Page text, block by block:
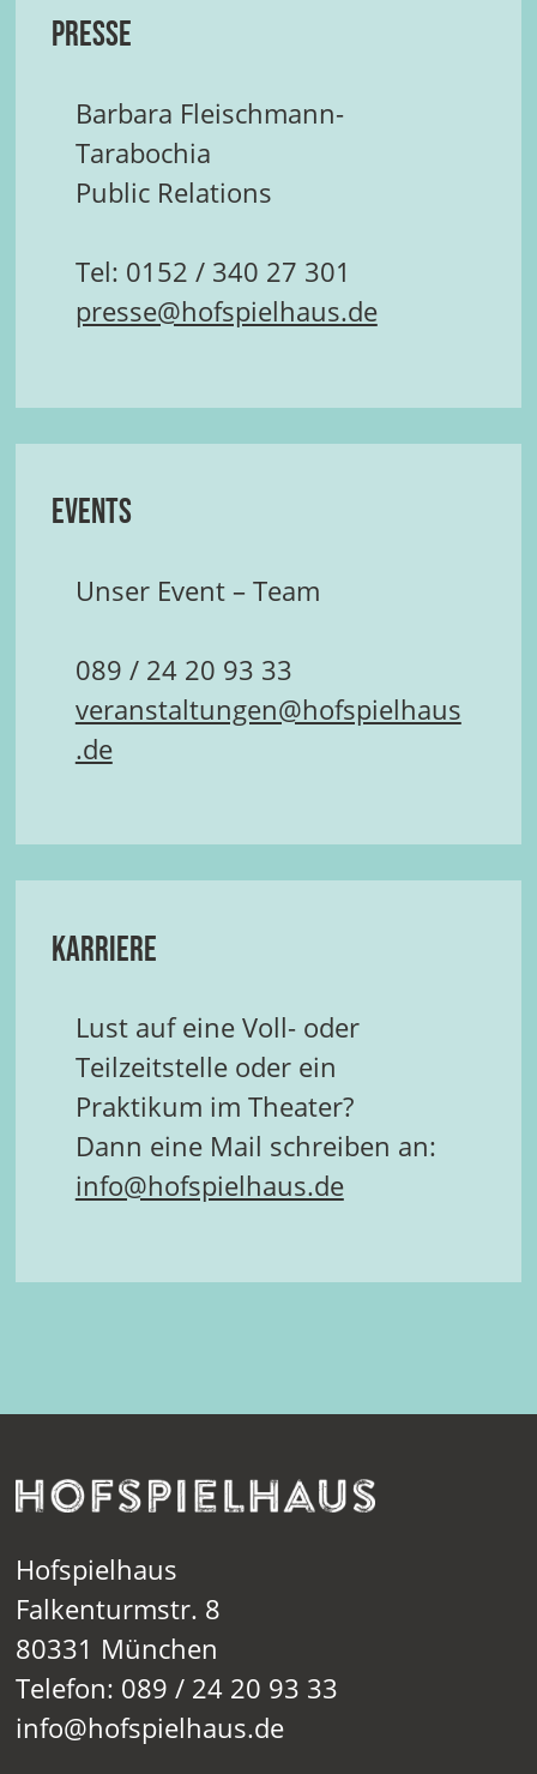
Presse
Barbara Fleischmann-
Tarabochia
Public Relations
Tel: 0152 / 340 27 301
presse@hofspielhaus.de
Events
Unser Event – Team
089 / 24 20 93 33
veranstaltungen@hofspielhaus
.de
Karriere
Lust auf eine Voll- oder
Teilzeitstelle oder ein
Praktikum im Theater?
Dann eine Mail schreiben an:
info@hofspielhaus.de
Hofspielhaus
Falkenturmstr. 8
80331 München
Telefon: 089 / 24 20 93 33
info@hofspielhaus.de